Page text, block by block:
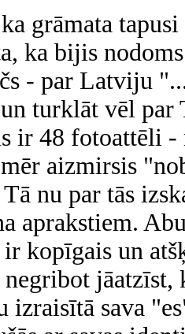
grāmata
ka bijis
- par Latviju
turklāt vēl par
ir 48 fotoattēli -
aizmirsis
nu par tās
aprakstiem.
ir kopīgais un
jāatzīst,
izraisītā sava